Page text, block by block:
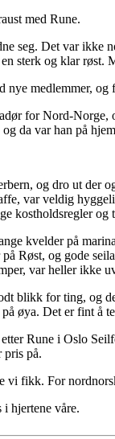
med Rune.
seg. Det var ikke
sterk og klar røst.
nye medlemmer,
for Nord-Norge,
da var han på
og dro ut der
var veldig
kostholdsregler og
kvelder på
Røst, og gode
var heller ikke
blikk for ting, og
øya. Det er fint å
Rune i Oslo
pris på.
vi fikk. For
hjertene våre.